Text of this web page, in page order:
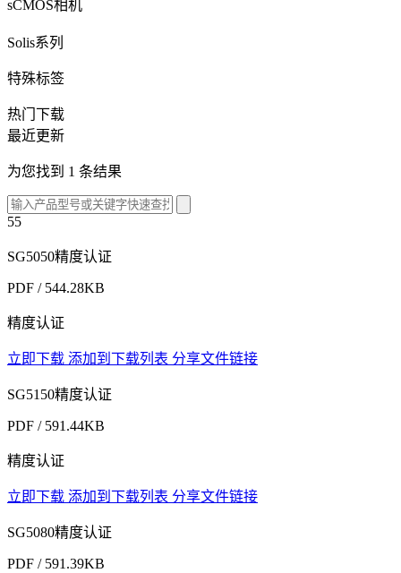
sCMOS相机
Solis系列
特殊标签
热门下载
最近更新
为您找到 1 条结果
55
SG5050精度认证
PDF / 544.28KB
精度认证
立即下载 添加到下载列表 分享文件链接
SG5150精度认证
PDF / 591.44KB
精度认证
立即下载 添加到下载列表 分享文件链接
SG5080精度认证
PDF / 591.39KB